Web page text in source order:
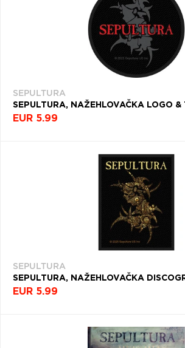
SEPULTURA
SEPULTURA, NAŽEHLOVAČKA LOGO &
EUR 5.99
SEPULTURA
SEPULTURA, NAŽEHLOVAČKA
EUR 5.99